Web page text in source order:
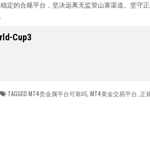
定的合规平台，坚决远离无监管山寨渠道。坚守
Cup3
TAGGED MT4贵金属平台可靠吗, MT4黄金交易平台 正